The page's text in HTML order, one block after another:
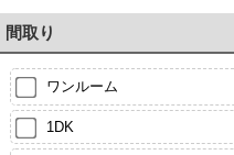
間取り
ワンルーム
1DK